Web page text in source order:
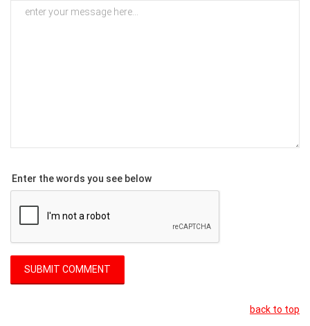
Enter the words you see below
back to top